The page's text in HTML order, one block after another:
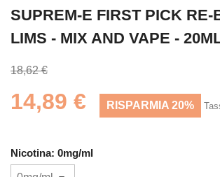
SUPREM-E FIRST PICK RE-
LIMS - MIX AND VAPE -
18,62 €
14,89 € RISPARMIA 20%
Nicotina: 0mg/ml